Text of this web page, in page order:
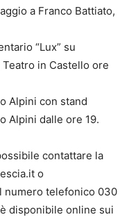
a Franco Battiato,
“Lux” su
Teatro in Castello ore
Alpini con stand
Alpini dalle ore 19.
contattare la
o
numero telefonico 030
disponibile online sui